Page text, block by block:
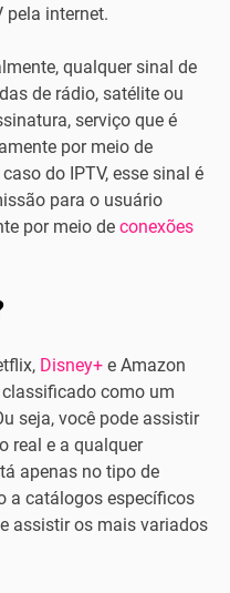
pela internet.
qualquer sinal de
de rádio, satélite ou
serviço que é
por meio de
do IPTV, esse sinal é
para o usuário
por meio de conexões
Disney+ e Amazon
classificado como um
seja, você pode assistir
real e a qualquer
apenas no tipo de
a catálogos específicos
assistir os mais variados